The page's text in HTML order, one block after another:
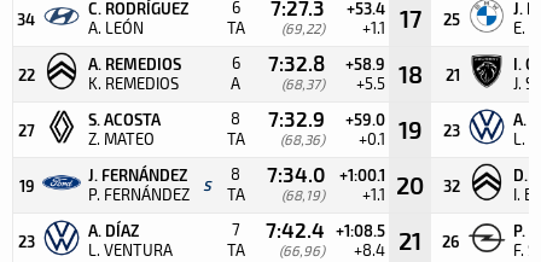
34
C. RODRÍGUEZ
A. LEÓN
6
TA
7:27.3
(69,22)
+53.4
+1.1 17 25
J.
E.
22
A. REMEDIOS
K. REMEDIOS
6
A
7:32.8
(68,37)
+58.9
+5.5 18 21
I.
J.
27
S. ACOSTA
Z. MATEO
8
TA
7:32.9
(68,36)
+59.0
+0.1 19 23
A.
L.
19
J. FERNÁNDEZ
P. FERNÁNDEZ S
8
TA
7:34.0
(68,19)
+1:00.1
+1.1 20 32
D.
I.
23
A. DÍAZ
L. VENTURA
7
TA
7:42.4
(66,96)
+1:08.5
+8.4 21 26
P.
F.